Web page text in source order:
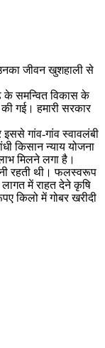
जीवन खुशहाली से
के समन्वित विकास के
गई। हमारी सरकार
गांव-गांव स्वावलंबी
किसान न्याय योजना
मिलने लगा है।
रहती थी। फलस्वरूप
में राहत देने कृषि
किलो में गोबर खरीदी